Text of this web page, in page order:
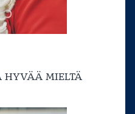
MIELTÄ